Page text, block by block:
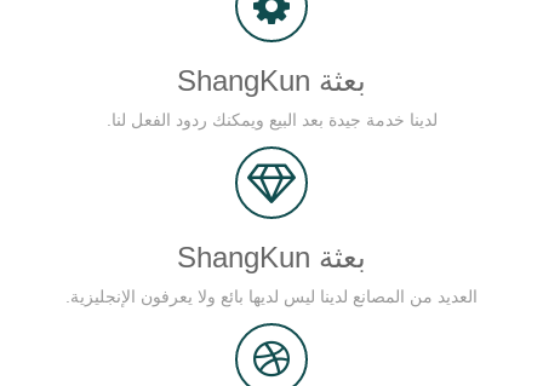
بعثة ShangKun
لدينا خدمة جيدة بعد البيع ويمكنك ردود الفعل لنا.
بعثة ShangKun
العديد من المصانع لدينا ليس لديها بائع ولا يعرفون الإنجليزية.